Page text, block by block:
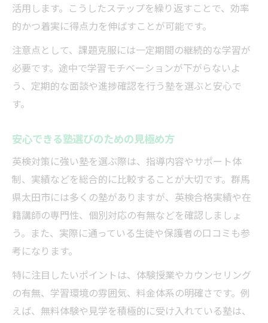
活用します。こうしたステップを繰り返すことで、効率
的かつ着実に得点力を伸ばすことが可能です。
注意点として、課題克服には一定期間の継続的な学習が
必要です。途中で学習モチベーションが下がらないよ
う、定期的な面談や進捗確認を行う塾を選ぶと安心で
す。
安心できる塾選びのための見極め方
英検対策に強い塾を選ぶ際は、指導内容やサポート体
制、実績などを総合的に比較することが大切です。群馬
県太田市には多くの塾がありますが、英検合格実績や在
籍講師の専門性、個別対応の有無などを確認しましょ
う。また、実際に通っている生徒や保護者の口コミも参
考になります。
特に注目したいポイントは、体験授業やカウンセリング
の有無、学習環境の雰囲気、料金体系の明確さです。例
えば、無料体験や見学を積極的に受け入れている塾は、